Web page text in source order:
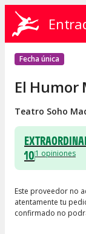
Fecha única
El Humor
Teatro Soho
101 opiniones
Este proveedor no
atentamente tu
confirmado no